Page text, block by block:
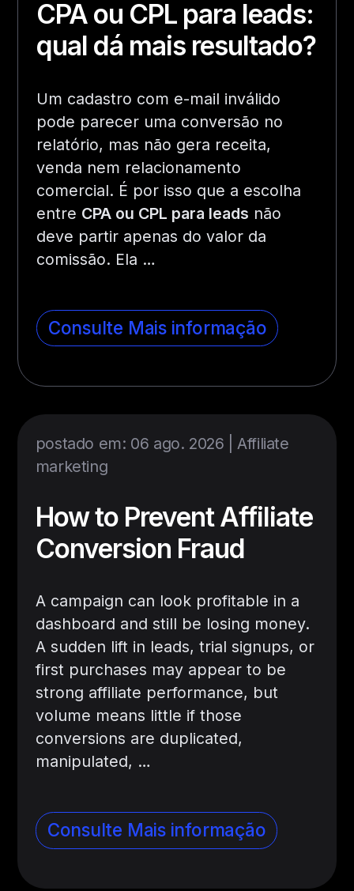
CPA ou CPL para leads:
qual dá mais resultado?
Um cadastro com e-mail inválido
pode parecer uma conversão no
relatório, mas não gera receita,
venda nem relacionamento
comercial. É por isso que a escolha
entre CPA ou CPL para leads não
deve partir apenas do valor da
comissão. Ela …
Consulte Mais informação
postado em: 06 ago. 2026 | Affiliate
marketing
How to Prevent Affiliate
Conversion Fraud
A campaign can look profitable in a
dashboard and still be losing money.
A sudden lift in leads, trial signups, or
first purchases may appear to be
strong affiliate performance, but
volume means little if those
conversions are duplicated,
manipulated, …
Consulte Mais informação